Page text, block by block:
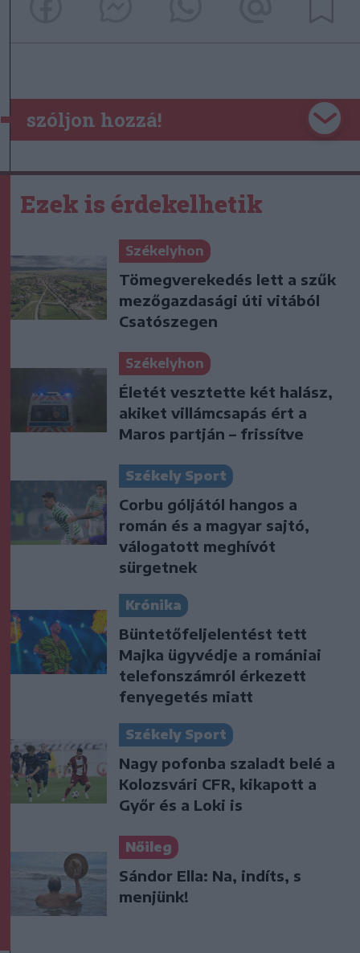
szóljon hozzá!
Ezek is érdekelhetik
Székelyhon
Tömegverekedés lett a szűk
mezőgazdasági úti vitából
Csatószegen
Székelyhon
Életét vesztette két halász,
akiket villámcsapás ért a
Maros partján – frissítve
Székely Sport
Corbu góljától hangos a
román és a magyar sajtó,
válogatott meghívót
sürgetnek
Krónika
Büntetőfeljelentést tett
Majka ügyvédje a romániai
telefonszámról érkezett
fenyegetés miatt
Székely Sport
Nagy pofonba szaladt belé a
Kolozsvári CFR, kikapott a
Győr és a Loki is
Nőileg
Sándor Ella: Na, indíts, s
menjünk!